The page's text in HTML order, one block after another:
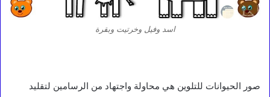
اسد وفيل وخرتيت وبقرة
صور الحيوانات للتلوين هي محاولة واجتهاد من الرسامين لتقليد